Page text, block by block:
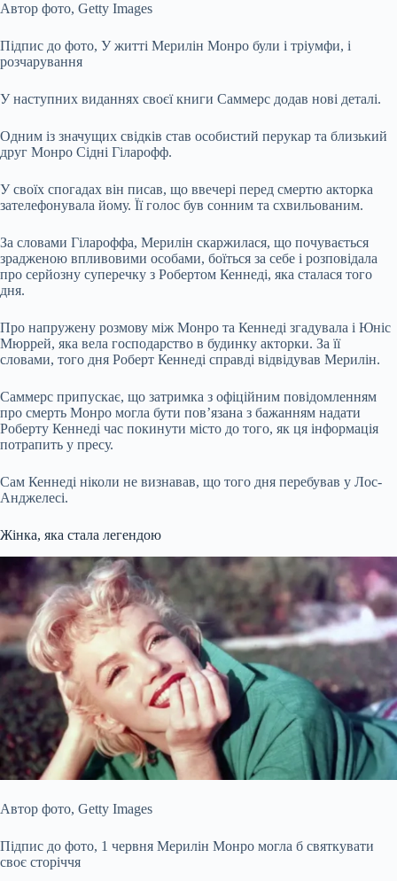
Автор фото, Getty Images
Підпис до фото, У житті Мерилін Монро були і тріумфи, і
розчарування
У наступних виданнях своєї книги Саммерс додав нові деталі.
Одним із значущих свідків став особистий перукар та близький
друг Монро Сідні Гіларофф.
У своїх спогадах він писав, що ввечері перед смертю акторка
зателефонувала йому. Її голос був сонним та схвильованим.
За словами Гілароффа, Мерилін скаржилася, що почувається
зрадженою впливовими особами, боїться за себе і розповідала
про серйозну суперечку з Робертом Кеннеді, яка сталася того
дня.
Про напружену розмову між Монро та Кеннеді згадувала і Юніс
Мюррей, яка вела господарство в будинку акторки. За її
словами, того дня Роберт Кеннеді справді відвідував Мерилін.
Саммерс припускає, що затримка з офіційним повідомленням
про смерть Монро могла бути пов’язана з бажанням надати
Роберту Кеннеді час покинути місто до того, як ця інформація
потрапить у пресу.
Сам Кеннеді ніколи не визнавав, що того дня перебував у Лос-
Анджелесі.
Жінка, яка стала легендою
Автор фото, Getty Images
Підпис до фото, 1 червня Мерилін Монро могла б святкувати
своє сторіччя